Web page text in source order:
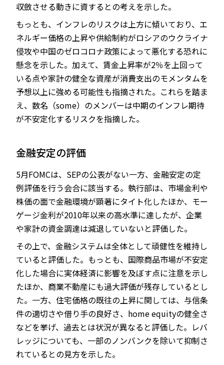
収斂させる動きに資するとの考えを示した。
もっとも、インフレのリスクは上方に傾いており、エ
ネルギー価格の上昇や供給制約がロシアのウクライナ
侵攻や中国のゼロコロナ政策によって悪化する恐れに
懸念を示した。加えて、賃金上昇率が2％を上回って
いる点や家計の健全な資産が消費支出のモメンタムを
予想以上に強める可能性も指摘された。これらを踏ま
え、数名（some）のメンバーは中期のインフレ期待
が不安定化するリスクを指摘した。
金融安定の評価
5月FOMCは、SEPの公表がない一方、金融安定の定
例評価を行う会合に該当する。執行部は、市場金利や
株価の面で金融環境が顕著にタイト化したほか、モー
ゲージ金利が2010年以来の高水準に達したが、企業
や家計の資金調達は減退していないと評価した。
その上で、金融システムは全体として頑健性を維持し
ていると評価した。もっとも、国際商品市場が不安定
化した場合に実体経済に影響を及ぼす点に注意を示し
たほか、商業不動産にも過大評価が残存しているとし
た。一方、住宅価格の既往の上昇に関しては、与信条
件の適切さや借り手の良好さ、home equityの健全さ
などを挙げ、過去とは状況が異なると評価した。レバ
レッジについても、一部のノンバンクを除いて抑制さ
れているとの見方を示した。